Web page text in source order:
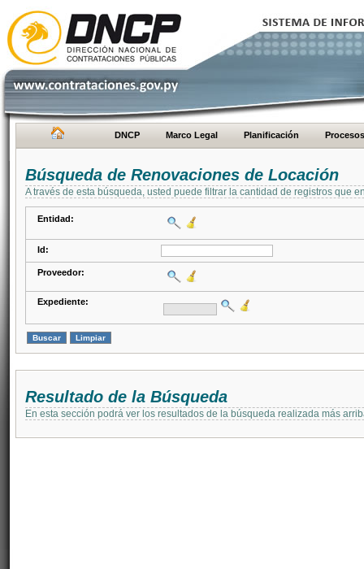
DNCP Marco Legal Planificación Procesos
Búsqueda de Renovaciones de Locación
A través de esta búsqueda, usted puede filtrar la cantidad de registros que
Entidad:
Id:
Proveedor:
Expediente:
Resultado de la Búsqueda
En esta sección podrá ver los resultados de la búsqueda realizada más